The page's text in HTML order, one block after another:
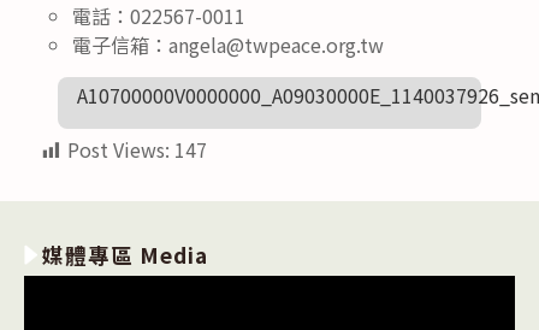
電話：022567-0011
電子信箱：angela@twpeace.org.tw
Post Views: 147
媒體專區 Media